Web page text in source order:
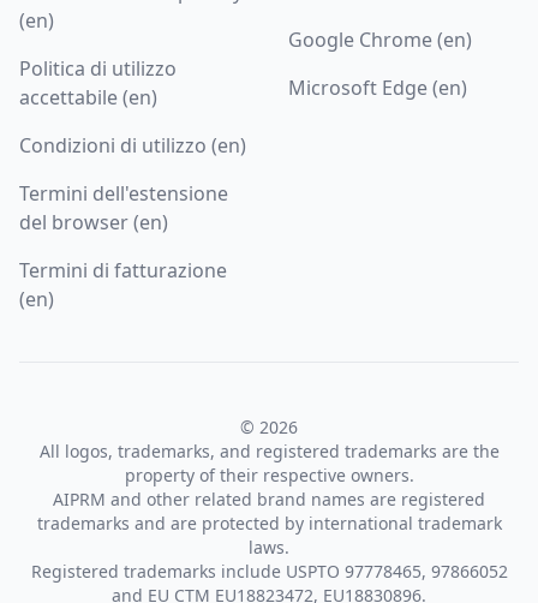
(en)
Politica di utilizzo
accettabile (en)
Condizioni di utilizzo (en)
Termini dell'estensione
del browser (en)
Termini di fatturazione
(en)
Google Chrome (en)
Microsoft Edge (en)
© 2026
All logos, trademarks, and registered trademarks are the
property of their respective owners.
AIPRM and other related brand names are registered
trademarks and are protected by international trademark
laws.
Registered trademarks include USPTO 97778465, 97866052
and EU CTM EU18823472, EU18830896.